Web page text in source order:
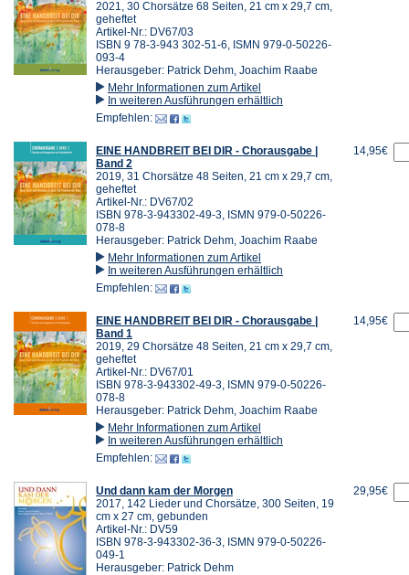
2021, 30 Chorsätze 68 Seiten, 21 cm x 29,7 cm,
geheftet
Artikel-Nr.: DV67/03
ISBN 9 78-3-943 302-51-6, ISMN 979-0-50226-
093-4
Herausgeber: Patrick Dehm, Joachim Raabe
Mehr Informationen zum Artikel
In weiteren Ausführungen erhältlich
Empfehlen:
EINE HANDBREIT BEI DIR - Chorausgabe |
Band 2
2019, 31 Chorsätze 48 Seiten, 21 cm x 29,7 cm,
geheftet
Artikel-Nr.: DV67/02
ISBN 978-3-943302-49-3, ISMN 979-0-50226-
078-8
Herausgeber: Patrick Dehm, Joachim Raabe
Mehr Informationen zum Artikel
In weiteren Ausführungen erhältlich
Empfehlen:
14,95€
EINE HANDBREIT BEI DIR - Chorausgabe |
Band 1
2019, 29 Chorsätze 48 Seiten, 21 cm x 29,7 cm,
geheftet
Artikel-Nr.: DV67/01
ISBN 978-3-943302-49-3, ISMN 979-0-50226-
078-8
Herausgeber: Patrick Dehm, Joachim Raabe
Mehr Informationen zum Artikel
In weiteren Ausführungen erhältlich
Empfehlen:
14,95€
Und dann kam der Morgen
2017, 142 Lieder und Chorsätze, 300 Seiten, 19
cm x 27 cm, gebunden
Artikel-Nr.: DV59
ISBN 978-3-943302-36-3, ISMN 979-0-50226-
049-1
Herausgeber: Patrick Dehm
29,95€